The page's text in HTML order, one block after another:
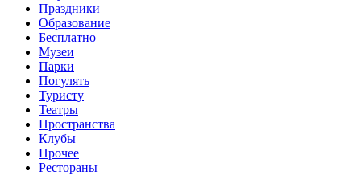
Праздники
Образование
Бесплатно
Музеи
Парки
Погулять
Туристу
Театры
Пространства
Клубы
Прочее
Рестораны